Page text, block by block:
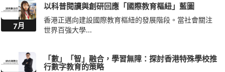
7月
以科普閱讀與創研回應「國際教育樞紐」藍圖
香港正邁向建設國際教育樞紐的發展階段。當社會關注
世界百強大學...
「數」「智」融合，學習無障：探討香港特殊學校推
行數字教育的策略